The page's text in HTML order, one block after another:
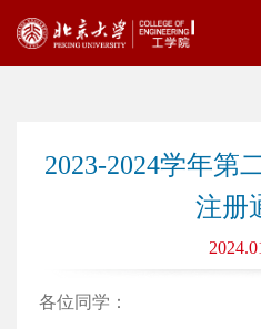
2023-2024学年第
注册
各位同学：